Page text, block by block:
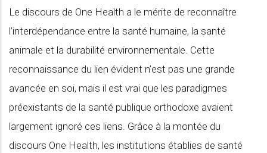
Le discours de One Health a le mérite de reconnaître
l’interdépendance entre la santé humaine, la santé
animale et la durabilité environnementale. Cette
reconnaissance du lien évident n’est pas une grande
avancée en soi, mais il est vrai que les paradigmes
préexistants de la santé publique orthodoxe avaient
largement ignoré ces liens. Grâce à la montée du
discours One Health, les institutions établies de santé